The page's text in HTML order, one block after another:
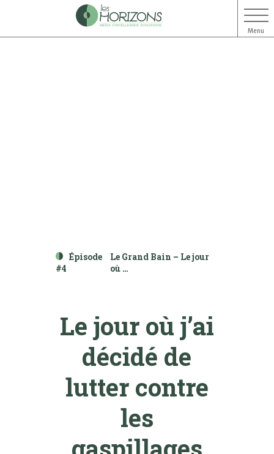
Menu
Épisode
#4
Le Grand Bain – Le jour
où …
Le jour où j’ai
décidé de
lutter contre
les